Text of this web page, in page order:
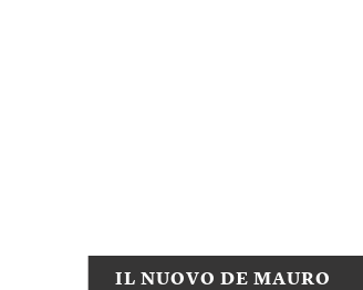
IL NUOVO DE MAURO